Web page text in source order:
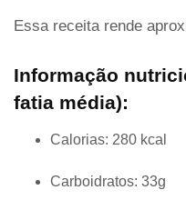
Essa receita rende
Informação
fatia média):
Calorias: 280 kcal
Carboidratos: 33g